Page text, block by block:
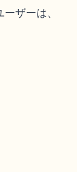
ザーは、